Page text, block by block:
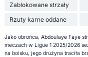
Zablokowane strzały
Rzuty karne oddane
Jako obrońca, Abdoulaye Faye
meczach w Ligue 1 2025/2026
na boisku, jego drużyna traciła